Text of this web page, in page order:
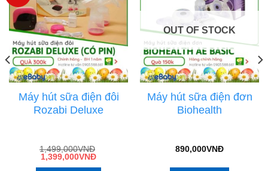
Máy hút sữa điện đôi
Rozabi Deluxe
1,499,000VNĐ
1,399,000VNĐ
OUT OF STOCK
Máy hút sữa điện đơn
Biohealth
890,000VNĐ